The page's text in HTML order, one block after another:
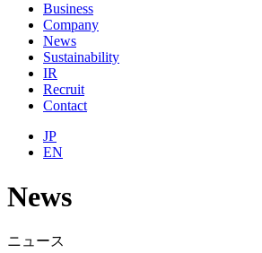
Business
Company
News
Sustainability
IR
Recruit
Contact
JP
EN
News
ニュース